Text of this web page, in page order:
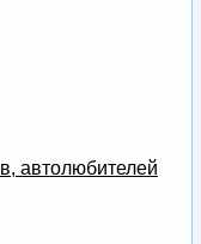
автолюбителей